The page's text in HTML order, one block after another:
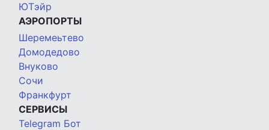
ЮТэйр
АЭРОПОРТЫ
Шеремеьтево
Домодедово
Внуково
Сочи
Франкфурт
СЕРВИСЫ
Telegram Бот